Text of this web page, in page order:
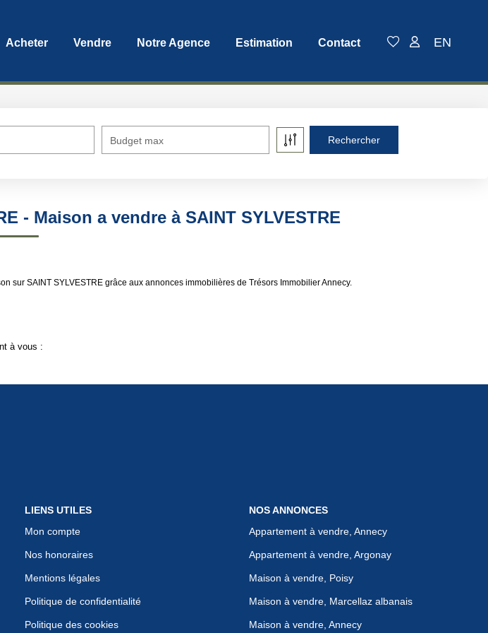
Acheter Vendre Notre Agence Estimation Contact EN
Budget max
- Maison a vendre à SAINT SYLVESTRE
sur SAINT SYLVESTRE grâce aux annonces immobilières de Trésors Immobilier Annecy.
à vous :
LIENS UTILES
Mon compte
Nos honoraires
Mentions légales
Politique de confidentialité
Politique des cookies
NOS ANNONCES
Appartement à vendre, Annecy
Appartement à vendre, Argonay
Maison à vendre, Poisy
Maison à vendre, Marcellaz albanais
Maison à vendre, Annecy